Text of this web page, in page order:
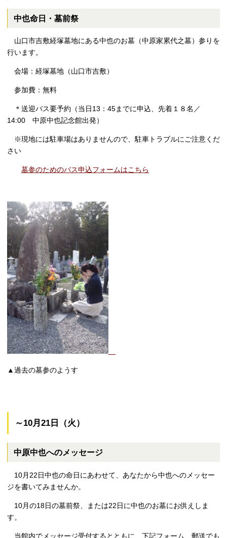
中也命日・墓前祭
山口市吉敷経塚墓地にある中也のお墓（中原家累代之墓）参りを
行います。
会場：経塚墓地（山口市吉敷）
参加費：無料
＊送迎バス要予約（当日13 ：45までに申込、先着１８名／
14:00 中原中也記念館出発）
※現地には駐車場はありませんので、駐車トラブルにご注意くだ
さい
墓参のためのバス申込フォームはこちら
▲過去の墓参のようす
～10月21日（火）
中原中也へのメッセージ
10月 22日中也の命日にあわせて、あなたから中也へのメッセー
ジを書いてみませんか。
10月の18日の墓前祭、または22日に中也のお墓にお供えしま
す。
当館内でメッセージ受付するとともに、下記フォーム、郵送でも